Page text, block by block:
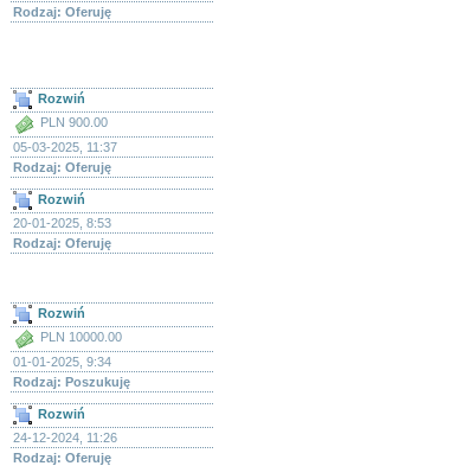
Rodzaj: Oferuję
Rozwiń
PLN 900.00
05-03-2025, 11:37
Rodzaj: Oferuję
Rozwiń
20-01-2025, 8:53
Rodzaj: Oferuję
Rozwiń
PLN 10000.00
01-01-2025, 9:34
Rodzaj: Poszukuję
Rozwiń
24-12-2024, 11:26
Rodzaj: Oferuję